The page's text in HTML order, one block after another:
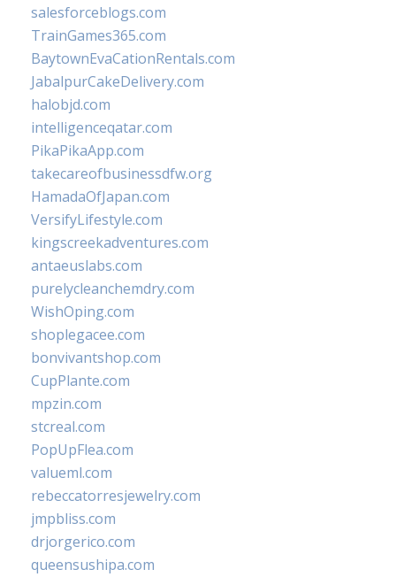
salesforceblogs.com
TrainGames365.com
BaytownEvaCationRentals.com
JabalpurCakeDelivery.com
halobjd.com
intelligenceqatar.com
PikaPikaApp.com
takecareofbusinessdfw.org
HamadaOfJapan.com
VersifyLifestyle.com
kingscreekadventures.com
antaeuslabs.com
purelycleanchemdry.com
WishOping.com
shoplegacee.com
bonvivantshop.com
CupPlante.com
mpzin.com
stcreal.com
PopUpFlea.com
valueml.com
rebeccatorresjewelry.com
jmpbliss.com
drjorgerico.com
queensushipa.com